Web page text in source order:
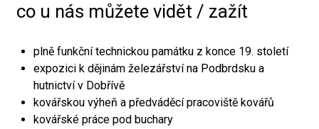
co u nás můžete vidět / zažít
plně funkční technickou památku z konce 19. století
expozici k dějinám železářství na Podbrdsku a
hutnictví v Dobřívě
kovářskou výheň a předváděcí pracoviště kovářů
kovářské práce pod buchary